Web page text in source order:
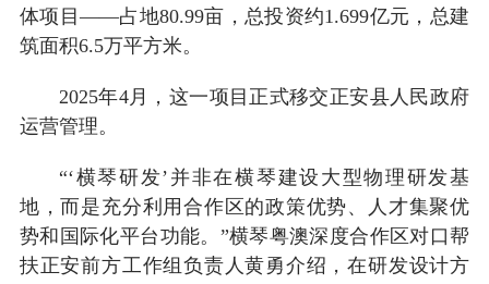
体项目——占地80.99亩，总投资约1.699亿元，总建
筑面积6.5万平方米。
2025年4月，这一项目正式移交正安县人民政府
运营管理。
“‘横琴研发’并非在横琴建设大型物理研发基
地，而是充分利用合作区的政策优势、人才集聚优
势和国际化平台功能。”横琴粤澳深度合作区对口帮
扶正安前方工作组负责人黄勇介绍，在研发设计方